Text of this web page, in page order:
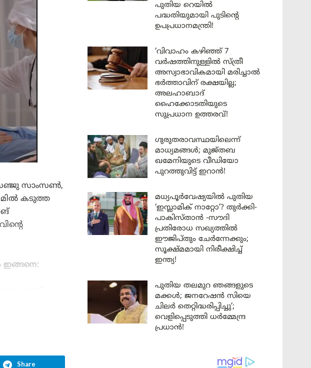
സഞ്ജു സാംസൺ,
കടുത്ത
ഇങ്ങനെ:
വൈഭവ്
സൂര്യവംശി
Share
പുതിയ റെയിൽ
പദ്ധതിയുമായി പുടിന്റെ
ഉപപ്രധാനമന്ത്രി!
‘വിവാഹം കഴിഞ്ഞ് 7
വർഷത്തിനുള്ളിൽ സ്ത്രീ
അസ്വാഭാവികമായി മരിച്ചാൽ
ഭർത്താവിന് രക്ഷയില്ല;
അലഹാബാദ്
ഹൈക്കോടതിയുടെ
സുപ്രധാന ഉത്തരവ്!
ഗുരുതരാവസ്ഥയിലെന്ന്
മാധ്യമങ്ങൾ; മുജ്തബ
ഖമേനിയുടെ വീഡിയോ
പുറത്തുവിട്ട് ഇറാൻ!
മധ്യപൂർവേഷ്യയിൽ പുതിയ
‘ഇസ്ലാമിക് നാറ്റോ’? തുർക്കി-
പാകിസ്താൻ -സൗദി
പ്രതിരോധ സഖ്യത്തിൽ
ഈജിപ്തും ചേർന്നേക്കും;
സൂക്ഷ്മമായി നിരീക്ഷിച്ച്
ഇന്ത്യ!
പുതിയ തലമുറ ഞങ്ങളുടെ
മക്കൾ; ജനറേഷൻ സിയെ
ചിലർ തെറ്റിദ്ധരിപ്പിച്ചു’;
വെളിപ്പെടുത്തി ധർമ്മേന്ദ്ര
പ്രധാൻ!